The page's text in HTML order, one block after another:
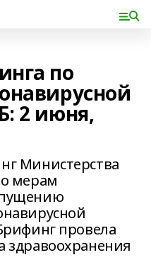
по
2 июня,
Министерства
мерам
провела
здравоохранения